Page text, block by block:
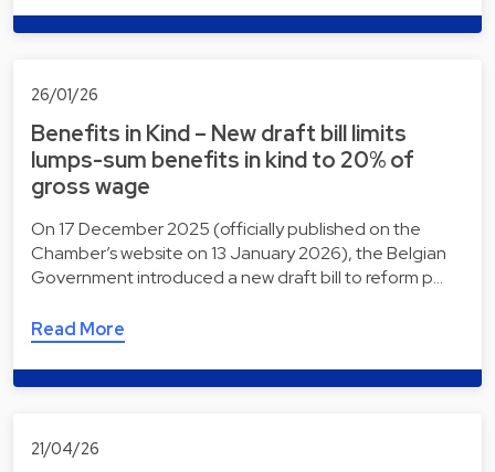
26/01/26
Benefits in Kind – New draft bill limits
lumps-sum benefits in kind to 20% of
gross wage
On 17 December 2025 (officially published on the
Chamber’s website on 13 January 2026), the Belgian
Government introduced a new draft bill to reform p…
Read More
21/04/26